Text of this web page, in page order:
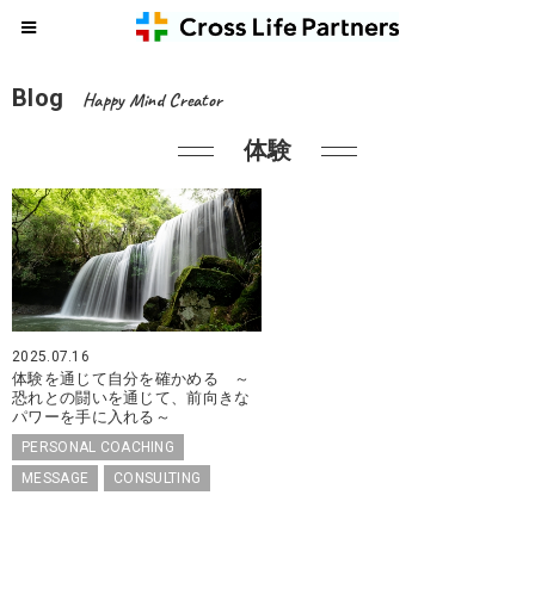
Blog Happy Mind Creator
体験
2025.07.16
体験を通じて自分を確かめる ～
恐れとの闘いを通じて、前向きな
パワーを手に入れる～
PERSONAL COACHING
MESSAGE
CONSULTING